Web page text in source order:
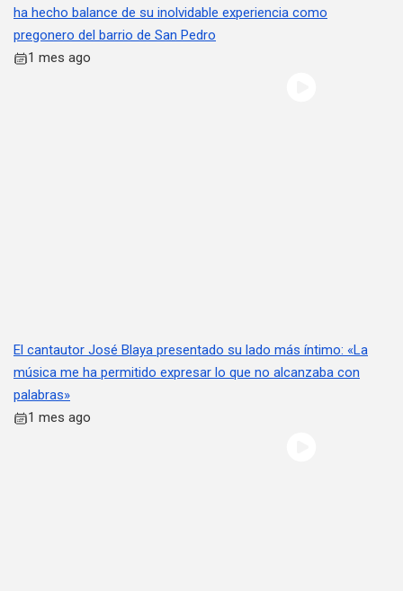
ha hecho balance de su inolvidable experiencia como
pregonero del barrio de San Pedro
1 mes ago
El cantautor José Blaya presentado su lado más íntimo: «La
música me ha permitido expresar lo que no alcanzaba con
palabras»
1 mes ago